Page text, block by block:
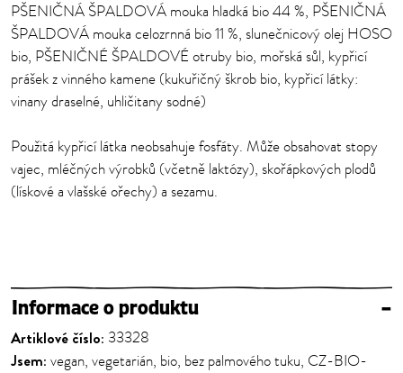
PŠENIČNÁ ŠPALDOVÁ mouka hladká bio 44 %, PŠENIČNÁ
ŠPALDOVÁ mouka celozrnná bio 11 %, slunečnicový olej HOSO
bio, PŠENIČNÉ ŠPALDOVÉ otruby bio, mořská sůl, kypřicí
prášek z vinného kamene (kukuřičný škrob bio, kypřicí látky:
vinany draselné, uhličitany sodné)
Použitá kypřicí látka neobsahuje fosfáty. Může obsahovat stopy
vajec, mléčných výrobků (včetně laktózy), skořápkových plodů
(lískové a vlašské ořechy) a sezamu.
Informace o produktu –
Artiklové číslo: 33328
Jsem: vegan, vegetarián, bio, bez palmového tuku, CZ-BIO-